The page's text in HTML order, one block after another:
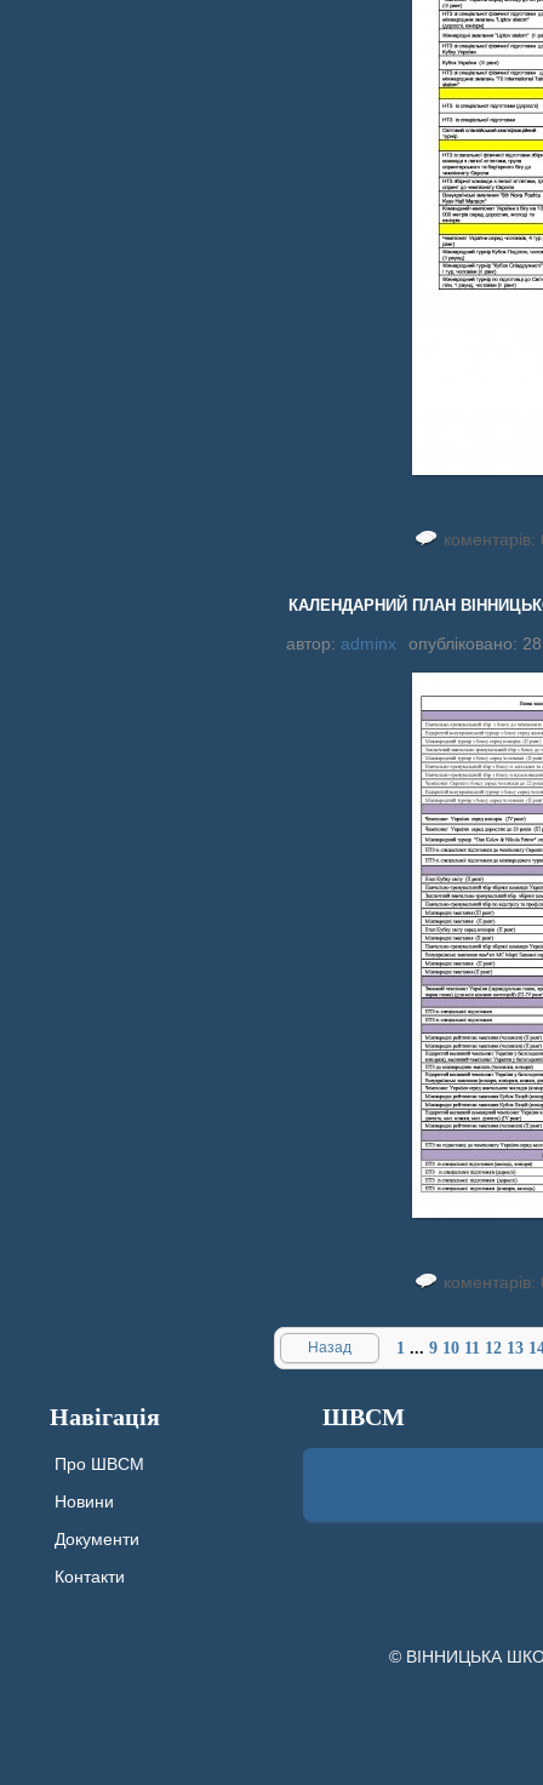
коментарів:
КАЛЕНДАРНИЙ ПЛАН
автор: adminx опубліковано:
коментарів:
Назад 1 ... 9 10 11 12 13
Навігація
Про ШВСМ
Новини
Документи
Контакти
ШВСМ
© ВІННИЦЬКА